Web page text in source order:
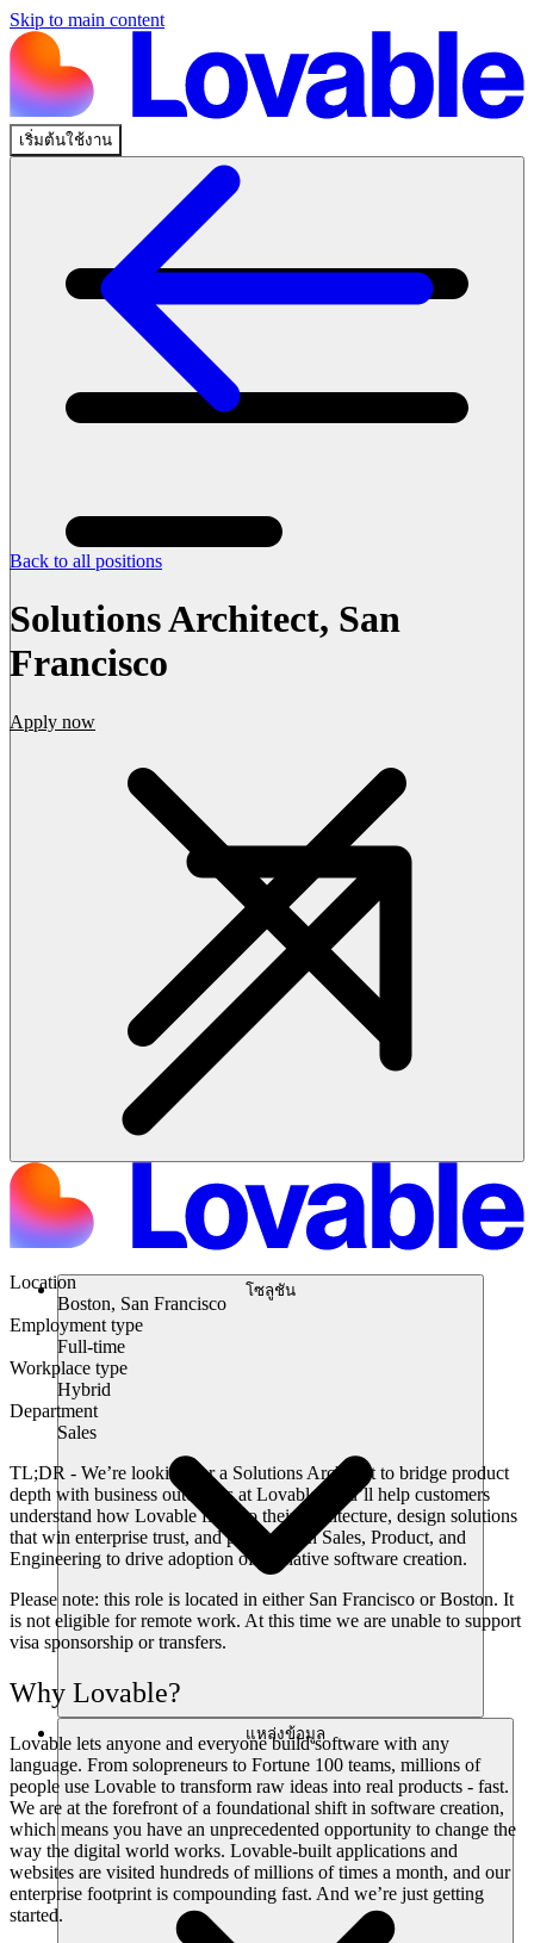
Skip to main content
เริ่มต้นใช้งาน
โซลูชัน
แหล่งข้อมูล
Back to all positions
Solutions Architect, San
Francisco
Apply now
Location
Boston, San Francisco
Employment type
Full-time
Workplace type
Hybrid
Department
Sales
TL;DR - We’re looking for a Solutions Architect to bridge product
depth with business outcomes at Lovable. You’ll help customers
understand how Lovable fits into their architecture, design solutions
that win enterprise trust, and partner with Sales, Product, and
Engineering to drive adoption of AI-native software creation.
Please note: this role is located in either San Francisco or Boston. It
is not eligible for remote work. At this time we are unable to support
visa sponsorship or transfers.
Why Lovable?
Lovable lets anyone and everyone build software with any
language. From solopreneurs to Fortune 100 teams, millions of
people use Lovable to transform raw ideas into real products - fast.
We are at the forefront of a foundational shift in software creation,
which means you have an unprecedented opportunity to change the
way the digital world works. Lovable-built applications and
websites are visited hundreds of millions of times a month, and our
enterprise footprint is compounding fast. And we’re just getting
started.